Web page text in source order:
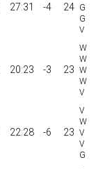
27:31 -4 24
20:23 -3 23
22:28 -6 23